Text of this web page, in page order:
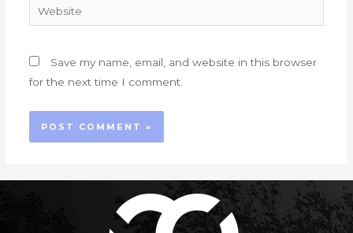
Website
Save my name, email, and website in this browser
for the next time I comment.